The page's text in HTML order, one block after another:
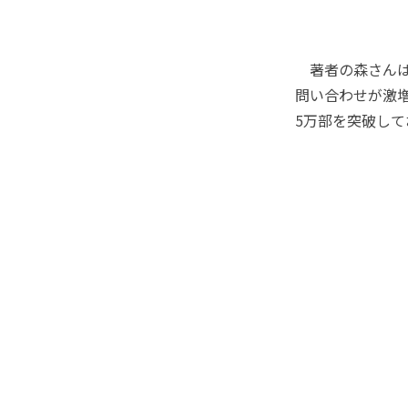
著者の森さん
問い合わせが激
5万部を突破し